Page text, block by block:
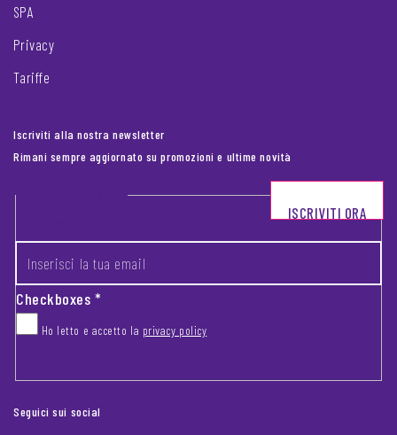
SPA
Privacy
Tariffe
Iscriviti alla nostra newsletter
Rimani sempre aggiornato su promozioni e ultime novità
Footer newsletter
Checkboxes*
Ho letto e accetto la privacy policy
ISCRIVITI ORA
Seguici sui social